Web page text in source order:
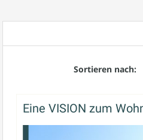
Mondao
Immobilien
Sortieren nach:
Eine VISION zum